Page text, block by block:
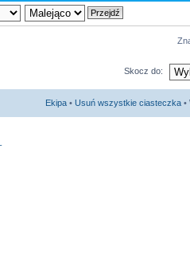
Skocz do:
Ekipa • Usuń wszystkie ciasteczka •